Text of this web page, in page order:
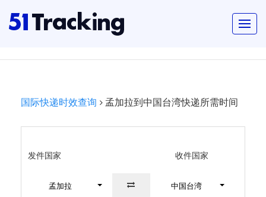
国际快递时效查询 孟加拉到中国台湾快递所需时间
发件国家 收件国家
孟加拉 中国台湾